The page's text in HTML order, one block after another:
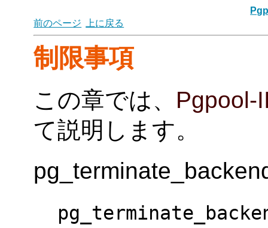
前のページ
上に戻る
制限事項
この章では、 Pgpool-
て説明します。